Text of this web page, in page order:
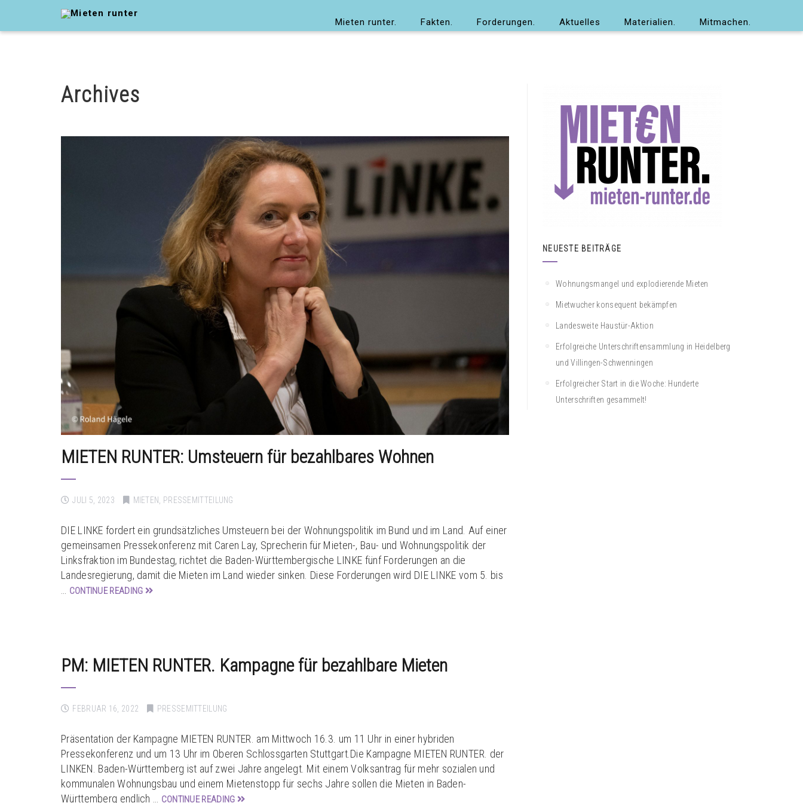
Mieten runter. Fakten. Forderungen. Aktuelles Materialien. Mitmachen.
Archives
MIETEN RUNTER: Umsteuern für bezahlbares Wohnen
JULI 5, 2023 MIETEN PRESSEMITTEILUNG
DIE LINKE fordert ein grundsätzliches Umsteuern bei der Wohnungspolitik im Bund und im Land. Auf einer
gemeinsamen Pressekonferenz mit Caren Lay, Sprecherin für Mieten-, Bau- und Wohnungspolitik der
Linksfraktion im Bundestag, richtet die Baden-Württembergische LINKE fünf Forderungen an die
Landesregierung, damit die Mieten im Land wieder sinken. Diese Forderungen wird DIE LINKE vom 5. bis
CONTINUE READING
PM: MIETEN RUNTER. Kampagne für bezahlbare Mieten
FEBRUAR 16, 2022 PRESSEMITTEILUNG
Präsentation der Kampagne MIETEN RUNTER. am Mittwoch 16.3. um 11 Uhr in einer hybriden
Pressekonferenz und um 13 Uhr im Oberen Schlossgarten Stuttgart.Die Kampagne MIETEN RUNTER. der
LINKEN. Baden-Württemberg ist auf zwei Jahre angelegt. Mit einem Volksantrag für mehr sozialen und
kommunalen Wohnungsbau und einem Mietenstopp für sechs Jahre sollen die Mieten in Baden-
Württemberg endlich …
CONTINUE READING
NEUESTE BEITRÄGE
Wohnungsmangel und explodierende Mieten
Mietwucher konsequent bekämpfen
Landesweite Haustür-Aktion
Erfolgreiche Unterschriftensammlung in Heidelberg
und Villingen-Schwenningen
Erfolgreicher Start in die Woche: Hunderte
Unterschriften gesammelt!